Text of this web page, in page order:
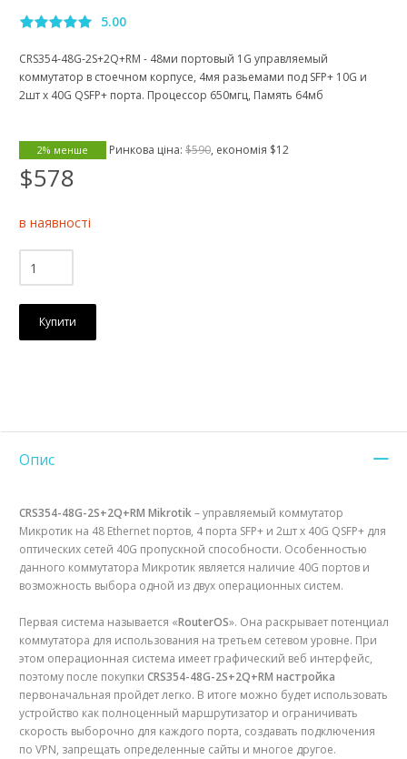
5.00
CRS354-48G-2S+2Q+RM - 48ми портовый 1G управляемый
коммутатор в стоечном корпусе, 4мя разьемами под SFP+ 10G и
2шт x 40G QSFP+ порта. Процессор 650мгц, Память 64мб
2% менше Ринкова ціна: $590, економія $12
$578
в наявності
Купити
Опис
CRS354-48G-2S+2Q+RM Mikrotik– управляемый коммутатор
Микротик на 48 Ethernet портов, 4 порта SFP+ и 2шт x 40G QSFP+ для
оптических сетей 40G пропускной способности. Особенностью
данного коммутатора Микротик является наличие 40G портов и
возможность выбора одной из двух операционных систем.
Первая система называется «RouterOS». Она раскрывает потенциал
коммутатора для использования на третьем сетевом уровне. При
этом операционная система имеет графический веб интерфейс,
поэтому после покупки CRS354-48G-2S+2Q+RM настройка
первоначальная пройдет легко. В итоге можно будет использовать
устройство как полноценный маршрутизатор и ограничивать
скорость выборочно для каждого порта, создавать подключения
по VPN, запрещать определенные сайты и многое другое.